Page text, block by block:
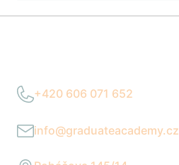
+420 606 071 652
info@graduateacademy.cz